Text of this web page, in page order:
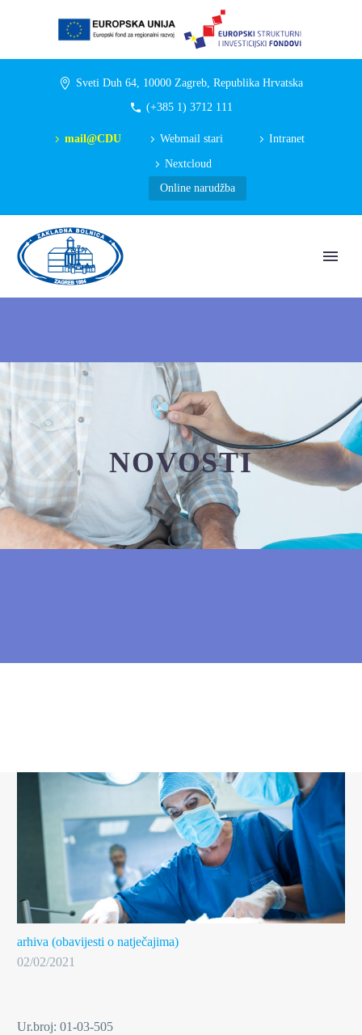
Sveti Duh 64, 10000 Zagreb, Republika Hrvatska
(+385 1) 3712 111
mail@CDU Webmail stari Intranet
Nextcloud
Online narudžba
NOVOSTI
arhiva (obavijesti o natječajima)
02/02/2021
Ur.broj: 01-03-505